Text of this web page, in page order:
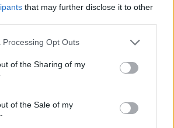
that may further disclose it to other
website/app uses one or more Google
or usage behaviour. You may click to
to Google and its third-party tags to
specified purposes in below Google
Processing Opt Outs
of the Sharing of my
of the Sale of my